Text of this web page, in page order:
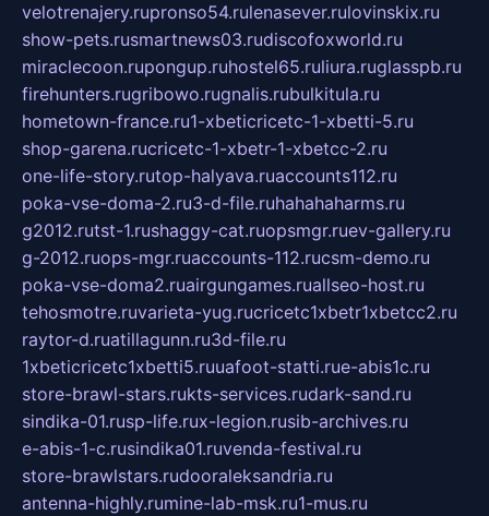
velotrenajery.rupronso54.rulenasever.rulovinskix.ru
show-pets.rusmartnews03.rudiscofoxworld.ru
miraclecoon.rupongup.ruhostel65.ruliura.ruglasspb.ru
firehunters.rugribowo.rugnalis.rubulkitula.ru
hometown-france.ru1-xbeticricetc-1-xbetti-5.ru
shop-garena.rucricetc-1-xbetr-1-xbetcc-2.ru
one-life-story.rutop-halyava.ruaccounts112.ru
poka-vse-doma-2.ru3-d-file.ruhahahaharms.ru
g2012.rutst-1.rushaggy-cat.ruopsmgr.ruev-gallery.ru
g-2012.ruops-mgr.ruaccounts-112.rucsm-demo.ru
poka-vse-doma2.ruairgungames.ruallseo-host.ru
tehosmotre.ruvarieta-yug.rucricetc1xbetr1xbetcc2.ru
raytor-d.ruatillagunn.ru3d-file.ru
1xbeticricetc1xbetti5.ruuafoot-statti.rue-abis1c.ru
store-brawl-stars.rukts-services.rudark-sand.ru
sindika-01.rusp-life.rux-legion.rusib-archives.ru
e-abis-1-c.rusindika01.ruvenda-festival.ru
store-brawlstars.rudooraleksandria.ru
antenna-highly.rumine-lab-msk.ru1-mus.ru